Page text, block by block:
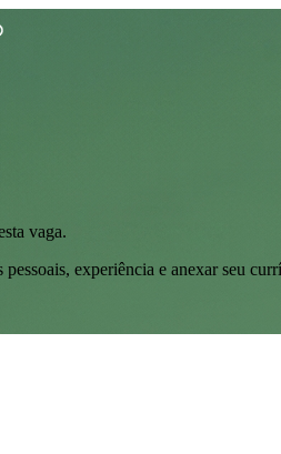
vaga.
experiência e anexar seu